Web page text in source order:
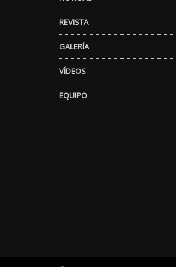
REVISTA
GALERÍA
VÍDEOS
EQUIPO